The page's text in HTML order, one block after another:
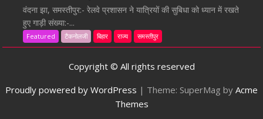
वंदना झा, समस्तीपुर:- रेलवे प्रशासन ने यात्रियों की सुबिधा को ध्यान में रखते
हुए गाड़ी संख्या:-...
Featured टैकनोलजी बिहार राज्य समस्तीपुर
Copyright © All rights reserved
Proudly powered by WordPress | Theme: SuperMag by Acme
Themes